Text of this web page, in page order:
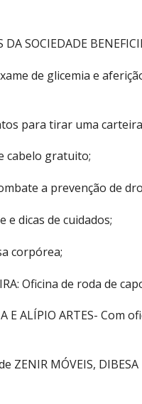
SOCIEDADE
de glicemia e
para tirar uma
cabelo gratuito;
a prevenção de
e dicas de cuidados;
corpórea;
Oficina de roda de
E ALÍPIO ARTES- Com
MÓVEIS, DIBESA